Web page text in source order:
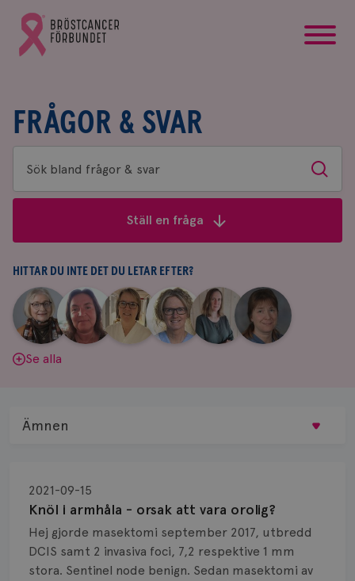
Gå
till
Bröstcancerförbundets
FRÅGOR & SVAR
Sök
bland
&
svar
Sök
Ställ en fråga
HITTAR DU INTE DET DU LETAR EFTER?
Aina
Johnsson
|
Anne
Andersson
Fredrika
Killander
|
Jeanette
Bäcklund
|
Maria
Edegran
|
Yvette
Andersson
Se alla
Knöl i armhåla - orsak att vara orolig?
2021-09-15
Hej gjorde masektomi september 2017, utbredd
DCIS samt 2 invasiva foci, 7,2 respektive 1 mm
stora. Sentinel node benign. Sedan masektomi av
Ämnen
Biopsi
Biverkningar
Bröstvårta